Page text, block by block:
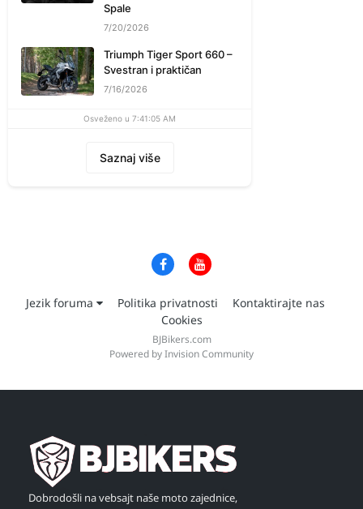
Spale
7/20/2026
Triumph Tiger Sport 660 –
Svestran i praktičan
7/16/2026
Osveženo u 7:41:05 AM
Saznaj više
Jezik foruma Politika privatnosti
Kontaktirajte nas
Cookies
BJBikers.com
Powered by Invision Community
Dobrodošli na vebsajt naše moto zajednice,